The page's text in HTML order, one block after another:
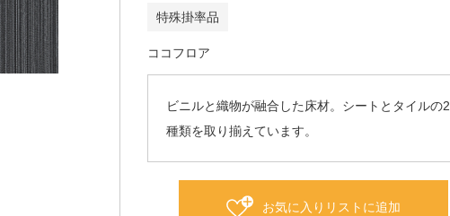
特殊掛率品
ココフロア
ビニルと織物が融合した床材。シートとタイルの2
種類を取り揃えています。
お気に入りリストに追加